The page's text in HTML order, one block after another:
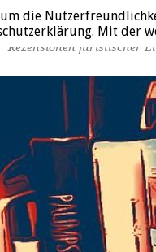
Rezensionen juristischer
um die
Mit der